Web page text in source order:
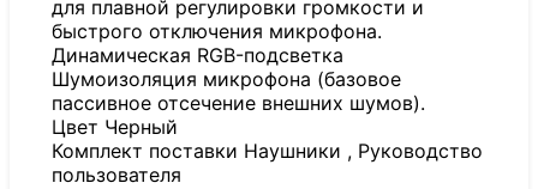
для плавной регулировки громкости и
быстрого отключения микрофона.
Динамическая RGB-подсветка
Шумоизоляция микрофона (базовое
пассивное отсечение внешних шумов).
Цвет Черный
Комплект поставки Наушники , Руководство
пользователя